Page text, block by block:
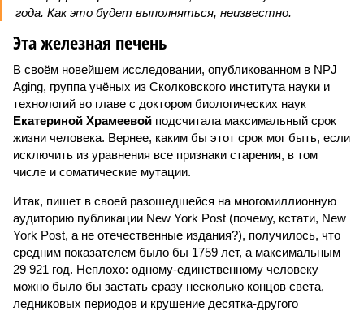
года. Как это будет выполняться, неизвестно.
Эта железная печень
В своём новейшем исследовании, опубликованном в NPJ
Aging, группа учёных из Сколковского института науки и
технологий во главе с доктором биологических наук
Екатериной Храмеевой подсчитала максимальный срок
жизни человека. Вернее, каким бы этот срок мог быть, если
исключить из уравнения все признаки старения, в том
числе и соматические мутации.
Итак, пишет в своей разошедшейся на многомиллионную
аудиторию публикации New York Post (почему, кстати, New
York Post, а не отечественные издания?), получилось, что
средним показателем было бы 1759 лет, а максимальным –
29 921 год. Неплохо: одному-единственному человеку
можно было бы застать сразу несколько концов света,
ледниковых периодов и крушение десятка-другого